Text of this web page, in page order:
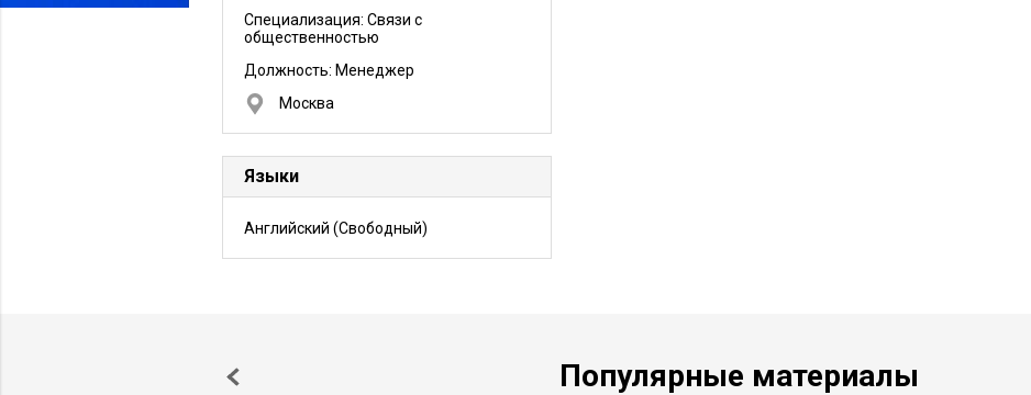
Специализация: Связи с
общественностью
Должность: Менеджер
Москва
Языки
Английский (Свободный)
Популярные материалы